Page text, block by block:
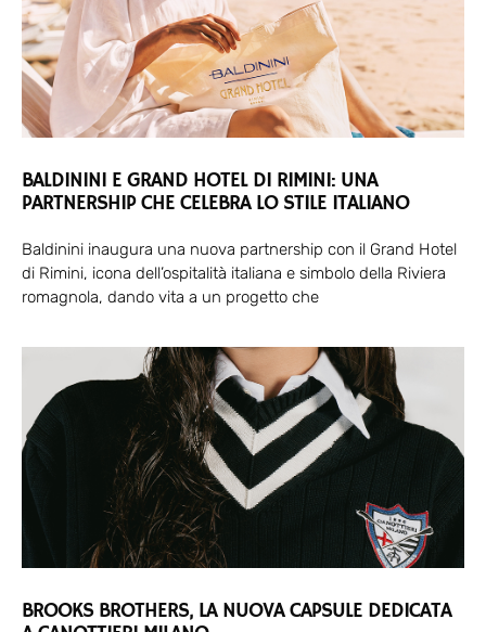
BALDININI E GRAND HOTEL DI RIMINI: UNA
PARTNERSHIP CHE CELEBRA LO STILE ITALIANO
Baldinini inaugura una nuova partnership con il Grand Hotel
di Rimini, icona dell’ospitalità italiana e simbolo della Riviera
romagnola, dando vita a un progetto che
BROOKS BROTHERS, LA NUOVA CAPSULE DEDICATA